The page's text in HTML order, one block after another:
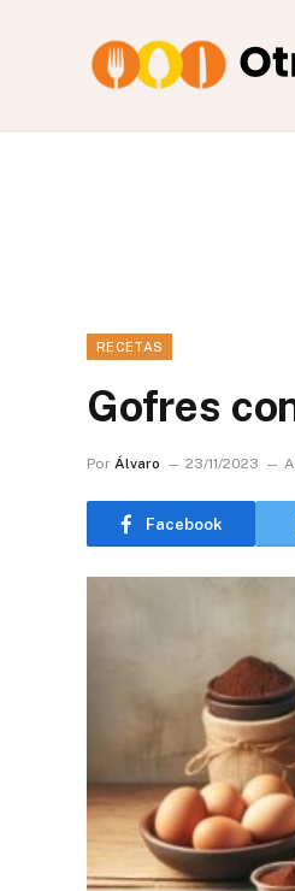
RECETAS
Gofres
Por Álvaro 23/11/2023
Facebook